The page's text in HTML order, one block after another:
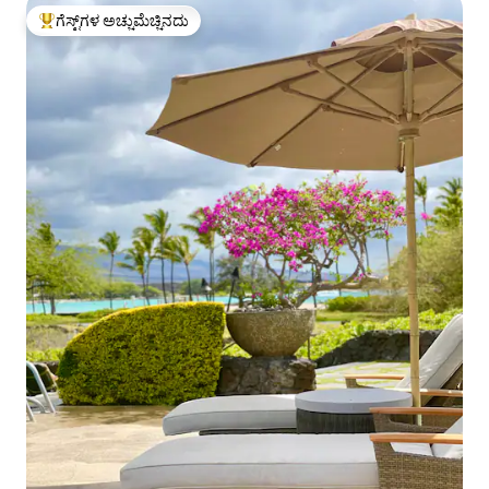
ಗೆಸ್ಟ್‌ಗಳಿಗೆ ಅತಿ ಹೆಚ್ಚು ಅಚ್ಚುಮೆಚ್ಚಿನದು
ಗೆಸ್ಟ್‌ಗಳ ಅಚ್ಚುಮೆಚ್ಚಿನದು